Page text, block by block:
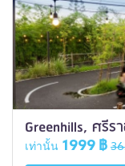
Greenhills, ศรีร
เท่านั้น 1999 ฿